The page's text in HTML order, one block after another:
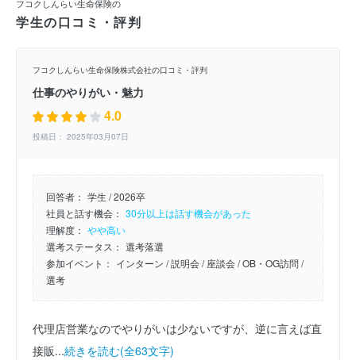
フコクしんらい生命保険の
学生の口コミ・評判
フコクしんらい生命保険株式会社の口コミ・評判
仕事のやりがい・魅力
4.0
投稿日： 2025年03月07日
回答者： 学生 / 2026卒
社員と話す機会： 30分以上は話す機会があった
理解度： やや高い
選考ステータス： 選考落選
参加イベント： インターン / 説明会/ 座談会/ OB・OG訪問/
選考
代理店営業なのでやりがいは少ないですが、逆に言えば直
接販...続きを読む(全63文字)